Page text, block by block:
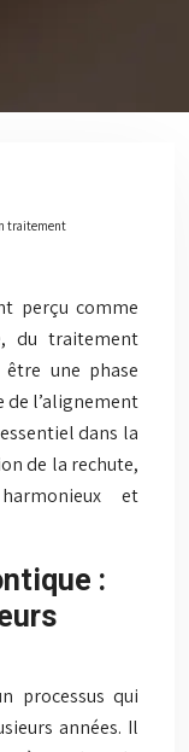
traitement
perçu comme
du traitement
une phase
de l’alignement
dans la
de la rechute,
et
:
processus qui
années. Il